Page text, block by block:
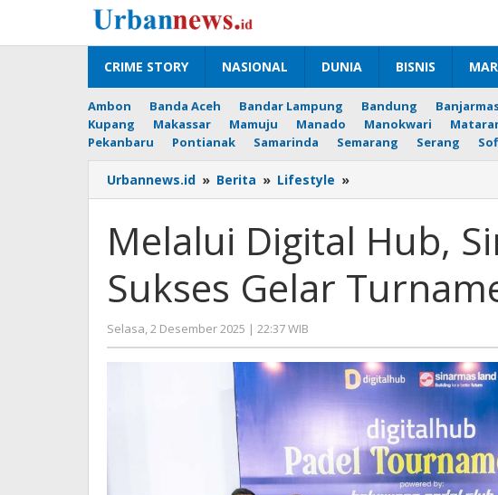
konten
CRIME STORY NASIONAL DUNIA BISNIS
Ambon Banda Aceh Bandar Lampung Bandung
Kupang
Makassar Mamuju Manado Manokwari
Pekanbaru
Pontianak Samarinda Semarang Serang
Urbannews.id » Berita » Lifestyle »
Digital
Sinar
Mas
Land
Sukses
Padel
Melalui Digital Hub,
Sukses Gelar
Selasa, 2 Desember 2025 | 22:37 WIB
Editor